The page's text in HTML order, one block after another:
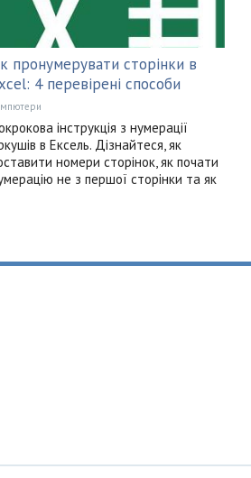
пронумерувати сторінки в
4 перевірені способи
інструкція з нумерації
в Ексель. Дізнайтеся, як
номери сторінок, як почати
не з першої сторінки та як